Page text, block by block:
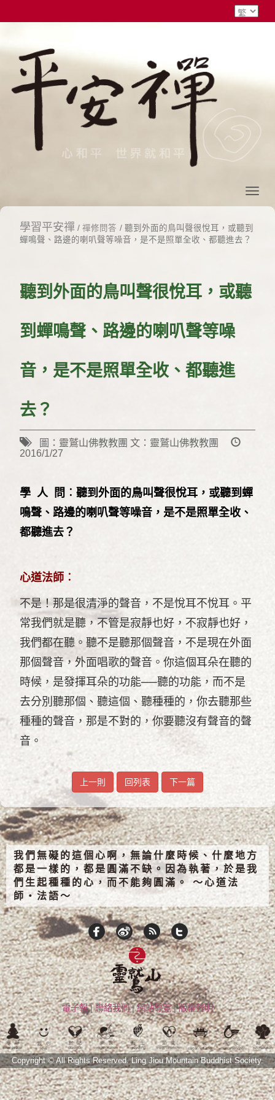
學習平安禪/ 禪修問答 / 聽到外面的鳥叫聲很悅耳，或聽到
蟬鳴聲、路邊的喇叭聲等噪音，是不是照單全收、都聽進去？
聽到外面的鳥叫聲很悅耳，或聽
到蟬鳴聲、路邊的喇叭聲等噪
音，是不是照單全收、都聽進
去？
圖：靈鷲山佛教教團 文：靈鷲山佛教教團
2016/1/27
學 人 問︰聽到外面的鳥叫聲很悅耳，或聽到蟬
鳴聲、路邊的喇叭聲等噪音，是不是照單全收、
都聽進去？
心道法師︰
不是！那是很清淨的聲音，不是悅耳不悅耳。平
常我們就是聽，不管是寂靜也好，不寂靜也好，
我們都在聽。聽不是聽那個聲音，不是現在外面
那個聲音，外面唱歌的聲音。你這個耳朵在聽的
時候，是發揮耳朵的功能──聽的功能，而不是
去分別聽那個、聽這個、聽種種的，你去聽那些
種種的聲音，那是不對的，你要聽沒有聲音的聲
音。
上一則 回列表 下一篇
我們無礙的這個心啊，無論什麼時候、什麼地方
都是一樣的，都是圓滿不缺。因為執著，於是我
們生起種種的心，而不能夠圓滿。 ～心道法
師‧法語～
電子報|聯絡我們|網站導覽|版權聲明
Copyright © All Rights Reserved.Ling Jiou Mountain Buddhist Society.